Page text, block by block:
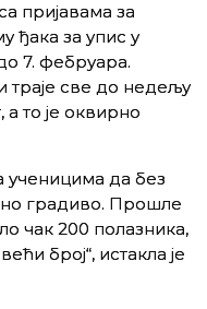
пријавама за
ђака за упис у
7. фебруара.
траје све до недељу
то је оквирно
ученицима да без
градиво. Прошле
чак 200 полазника,
број“, истакла је